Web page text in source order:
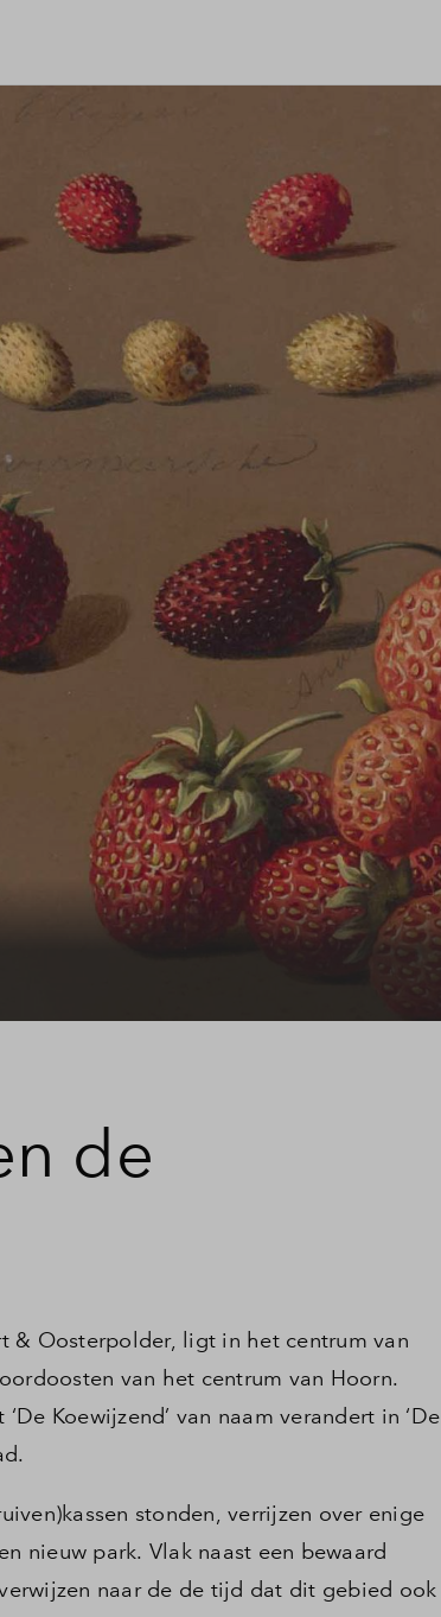
de
& Oosterpolder, ligt in het centrum van
van het centrum van Hoorn.
Koewijzend’ van naam verandert in ‘De
stonden, verrijzen over enige
nieuw park. Vlak naast een bewaard
naar de de tijd dat dit gebied ook